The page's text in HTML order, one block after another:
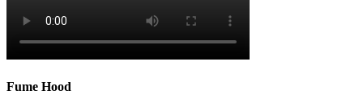
Fume Hood